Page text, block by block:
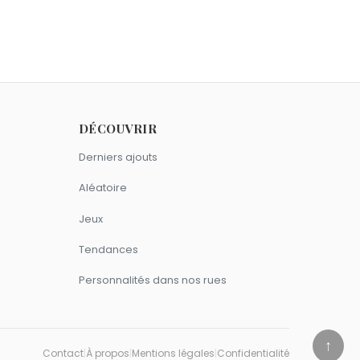
DÉCOUVRIR
Derniers ajouts
Aléatoire
Jeux
Tendances
Personnalités dans nos rues
Contact À propos Mentions légales Confidentialité ↑